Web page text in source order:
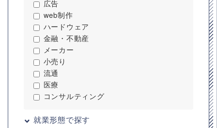
広告
web制作
ハードウェア
金融・不動産
メーカー
小売り
流通
医療
コンサルティング
就業形態で探す